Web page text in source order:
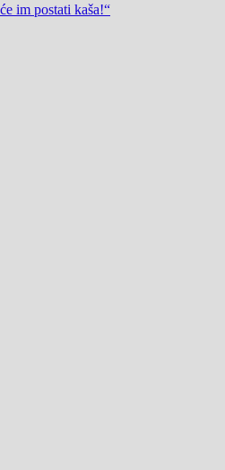
im postati kaša!“